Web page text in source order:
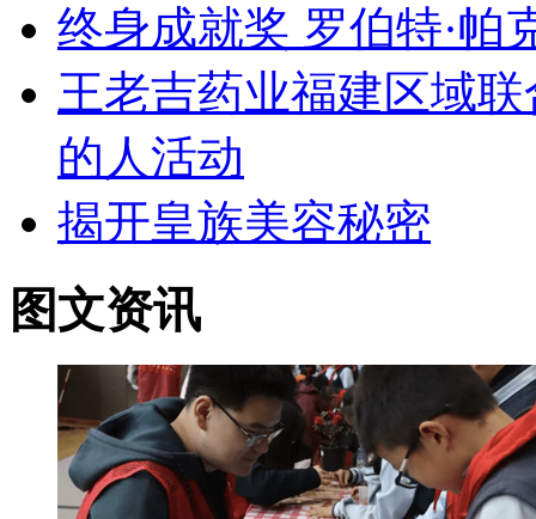
终身成就奖 罗伯特·帕
王老吉药业福建区域
的人活动
揭开皇族美容秘密
图文资讯